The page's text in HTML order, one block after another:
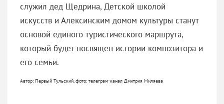
служил дед Щедрина, Детской школой
искусств и Алексинским домом культуры станут
основой единого туристического маршрута,
который будет посвящен истории композитора и
его семьи.
Автор: Первый Тульский, фото: телеграм-канал Дмитрия Миляева